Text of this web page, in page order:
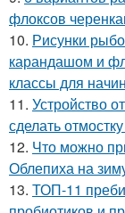
флоксов
10. Рисунки
карандашом и
классы для
11. Устройство
сделать
12. Что можно
Облепиха на
13. ТОП-11